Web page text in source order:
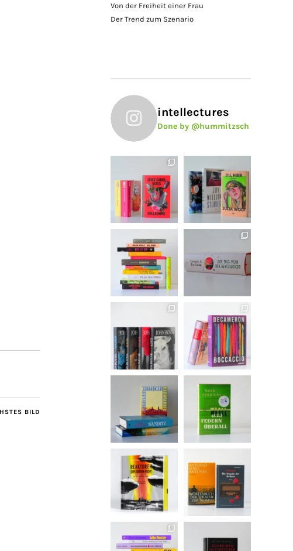
BILD
Von der Freiheit einer Frau
Der Trend zum Szenario
intellectures
Done by @hummitzsch